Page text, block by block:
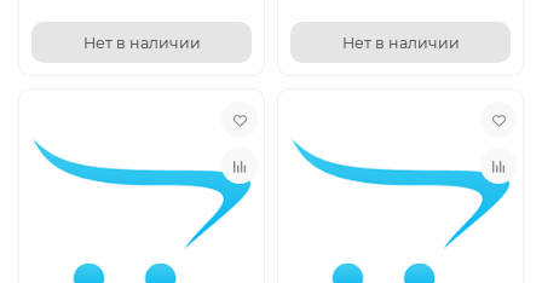
Нет в наличии Нет в наличии